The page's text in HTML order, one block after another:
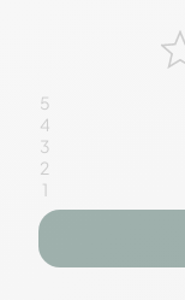
5
4
3
2
1